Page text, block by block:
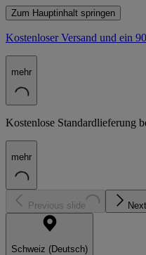
Zum Hauptinhalt springen
Kostenloser Versand und ein
mehr
Kostenlose Standardlieferung
mehr
Previous slide
Schweiz (Deutsch)